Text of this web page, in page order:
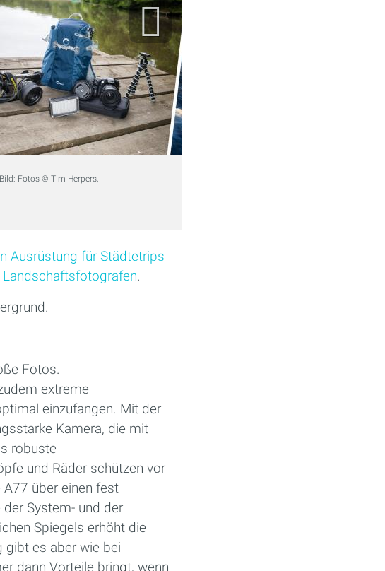
Fotos © Tim Herpers,
Ausrüstung für Städtetrips
.
Fotos.
extreme
einzufangen. Mit der
Kamera, die mit
robuste
und Räder schützen vor
A77 über einen fest
System- und der
Spiegels erhöht die
gibt es aber wie bei
dann Vorteile bringt, wenn